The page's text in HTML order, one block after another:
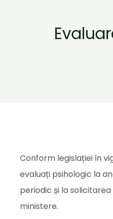
Conform legislației în
evaluați psihologic la
periodic și la
ministere.